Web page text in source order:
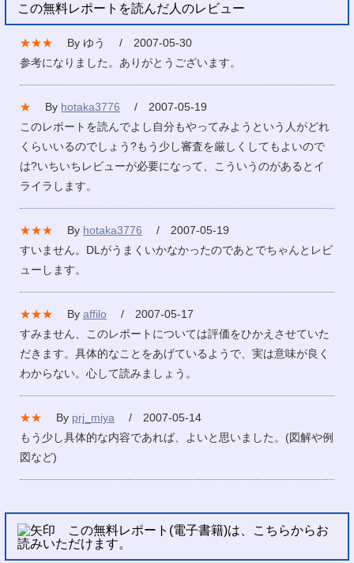
この無料レポートを読んだ人のレビュー
★★★
By ゆう / 2007-05-30
参考になりました。ありがとうございます。
★ By hotaka3776
/ 2007-05-19
このレポートを読んでよし自分もやってみようという人がどれ
くらいいるのでしょう?もう少し審査を厳しくしてもよいので
は?いちいちレビューが必要になって、こういうのがあるとイ
ライラします。
★★★ By hotaka3776
/ 2007-05-19
すいません。DLがうまくいかなかったのであとでちゃんとレビ
ューします。
★★★ By affilo
/ 2007-05-17
すみません、このレポートについては評価をひかえさせていた
だきます。具体的なことをあげているようで、実は意味が良く
わからない。心して読みましょう。
★★ By prj_miya
/ 2007-05-14
もう少し具体的な内容であれば、よいと思いました。(図解や例
図など)
この無料レポート(電子書籍)は、こちらからお
読みいただけます。